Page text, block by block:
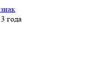
3 года